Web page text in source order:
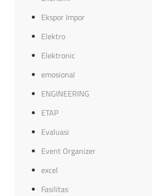
Ekspor Impor
Elektro
Elektronic
emosional
ENGINEERING
ETAP
Evaluasi
Event Organizer
excel
Fasilitas